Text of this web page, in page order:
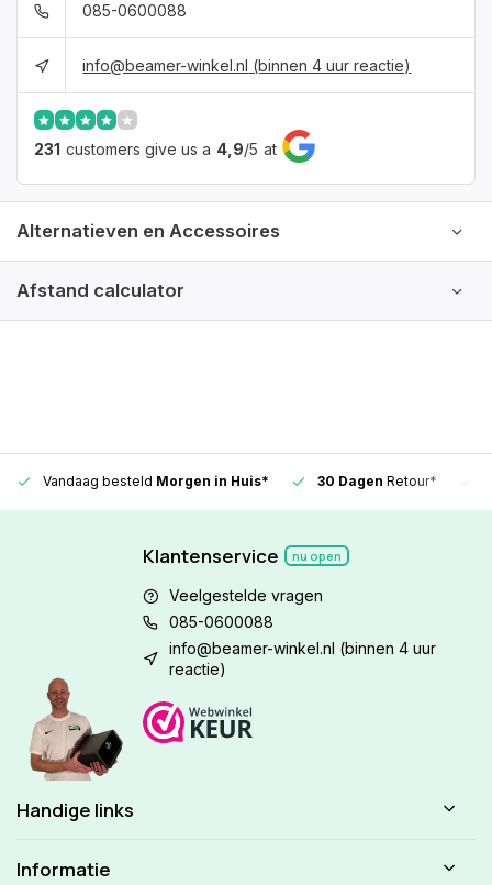
085-0600088
info@beamer-winkel.nl (binnen 4 uur reactie)
231 customers give us a 4,9/5 at
Alternatieven en Accessoires
Afstand calculator
Vandaag besteld Morgen in Huis* 30 Dagen Retour*
Klantenservice nu open
Veelgestelde vragen
085-0600088
info@beamer-winkel.nl (binnen 4 uur
reactie)
Handige links
Informatie